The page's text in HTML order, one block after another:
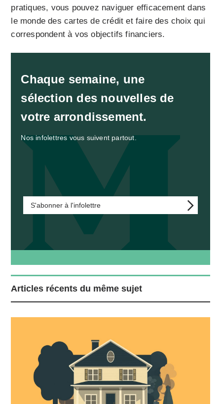
pratiques, vous pouvez naviguer efficacement dans
le monde des cartes de crédit et faire des choix qui
correspondent à vos objectifs financiers.
Chaque semaine, une
sélection des nouvelles de
votre arrondissement.
Nos infolettres vous suivent partout.
S'abonner à l'infolettre
Articles récents du même sujet